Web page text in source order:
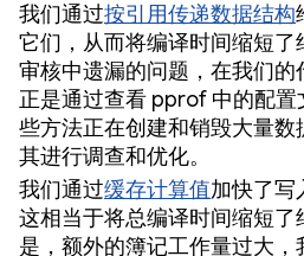
我们通过按引用传递数据结构
它们，从而将编译时间缩短了
审核中遗漏的问题，在我们的
正是通过查看 pprof 中的配
些方法正在创建和销毁大量
其进行调查和优化。
我们通过缓存计算值加快了写
这相当于将总编译时间缩短了
是，额外的簿记工作量过大